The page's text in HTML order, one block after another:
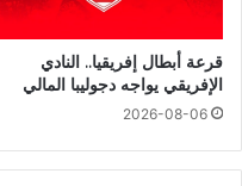
قرعة أبطال إفريقيا.. النادي
الإفريقي يواجه دجوليبا المالي
2026-08-06